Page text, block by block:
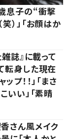
息子の“衝撃
）」「お顔はか
誌』に載って
転身した現在
プ！！」「まさ
いい」「素晴
さん風メイク